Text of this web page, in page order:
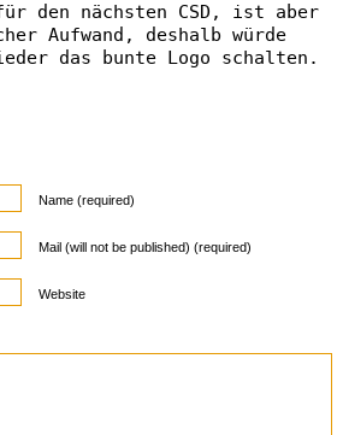
den nächsten CSD, ist aber
Aufwand, deshalb würde
das bunte Logo schalten.
Name (required)
Mail (will not be published) (required)
Website